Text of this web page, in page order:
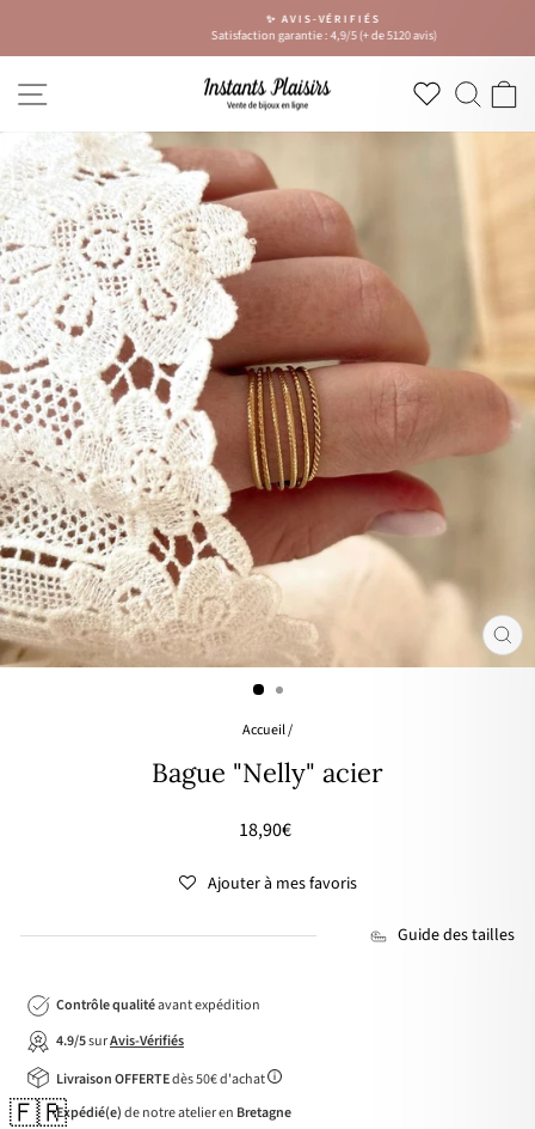
contenu
Diaporama
Pause
✨ AVIS-VÉRIFIÉS
Satisfaction garantie : 4,9/5 (+ de 5120 avis)
Accueil/
Bague "Nelly" acier
Prix
18,90€
Ajouter à mes favoris
Guide des tailles
Contrôle qualitéavant expédition
4.9/5surAvis-Vérifiés
Livraison OFFERTEdès 50€ d'achat
🇫🇷Expédié(e)de notre atelier en Bretagne